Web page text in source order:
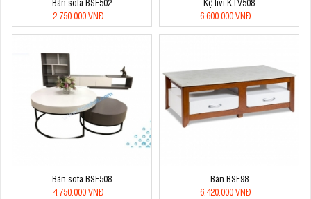
2.750.000 VNĐ
6.600.000 VNĐ
Bàn sofa BSF508
4.750.000 VNĐ
Bàn BSF98
6.420.000 VNĐ